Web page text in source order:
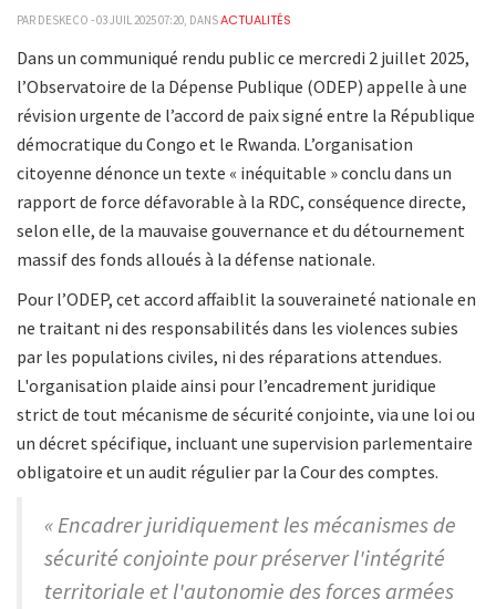
PAR DESKECO - 03 JUIL 2025 07:20, DANSACTUALITÉS
Dans un communiqué rendu public ce mercredi 2 juillet 2025,
l’Observatoire de la Dépense Publique (ODEP) appelle à une
révision urgente de l’accord de paix signé entre la République
démocratique du Congo et le Rwanda. L’organisation
citoyenne dénonce un texte « inéquitable » conclu dans un
rapport de force défavorable à la RDC, conséquence directe,
selon elle, de la mauvaise gouvernance et du détournement
massif des fonds alloués à la défense nationale.
Pour l’ODEP, cet accord affaiblit la souveraineté nationale en
ne traitant ni des responsabilités dans les violences subies
par les populations civiles, ni des réparations attendues.
L'organisation plaide ainsi pour l’encadrement juridique
strict de tout mécanisme de sécurité conjointe, via une loi ou
un décret spécifique, incluant une supervision parlementaire
obligatoire et un audit régulier par la Cour des comptes.
« Encadrer juridiquement les mécanismes de
sécurité conjointe pour préserver l'intégrité
territoriale et l'autonomie des forces armées